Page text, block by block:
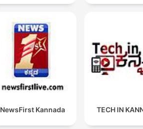
NewsFirst Kannada TECH IN